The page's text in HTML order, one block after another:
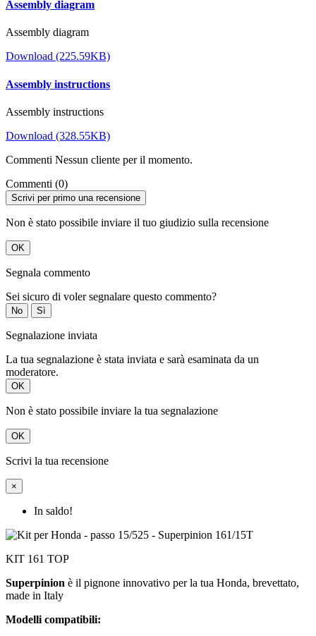
Assembly diagram
Assembly diagram
Download (225.59KB)
Assembly instructions
Assembly instructions
Download (328.55KB)
Commenti Nessun cliente per il momento.
Commenti (0)
Scrivi per primo una recensione
Non è stato possibile inviare il tuo giudizio sulla recensione
OK
Segnala commento
Sei sicuro di voler segnalare questo commento?
No Sì
Segnalazione inviata
La tua segnalazione è stata inviata e sarà esaminata da un
moderatore.
OK
Non è stato possibile inviare la tua segnalazione
OK
Scrivi la tua recensione
×
In saldo!
KIT 161 TOP
Superpinion è il pignone innovativo per la tua Honda, brevettato,
made in Italy
Modelli compatibili: